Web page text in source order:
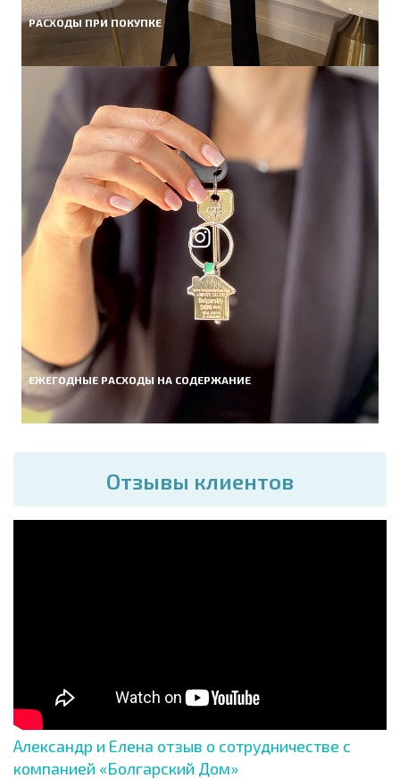
РАСХОДЫ ПРИ ПОКУПКЕ
ЕЖЕГОДНЫЕ РАСХОДЫ НА СОДЕРЖАНИЕ
Отзывы клиентов
Александр и Елена отзыв о сотрудничестве с
компанией «Болгарский Дом»